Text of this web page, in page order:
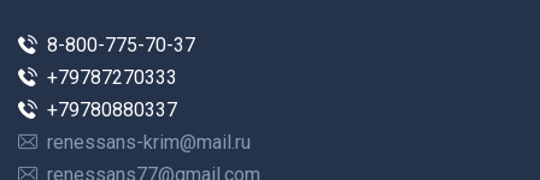
8-800-775-70-37
+79787270333
+79780880337
renessans-krim@mail.ru
renessans77@gmail.com